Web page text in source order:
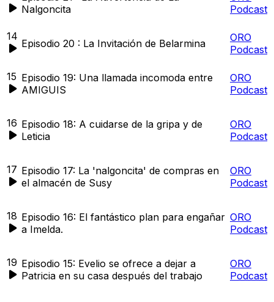
Nalgoncita
Podcast
14
Episodio 20 : La Invitación de Belarmina
ORO
Podcast
15 Episodio 19: Una llamada incomoda entre
AMIGUIS
ORO
Podcast
16 Episodio 18: A cuidarse de la gripa y de
Leticia
ORO
Podcast
17 Episodio 17: La 'nalgoncita' de compras en
el almacén de Susy
ORO
Podcast
18 Episodio 16: El fantástico plan para engañar
a Imelda.
ORO
Podcast
19 Episodio 15: Evelio se ofrece a dejar a
Patricia en su casa después del trabajo
ORO
Podcast